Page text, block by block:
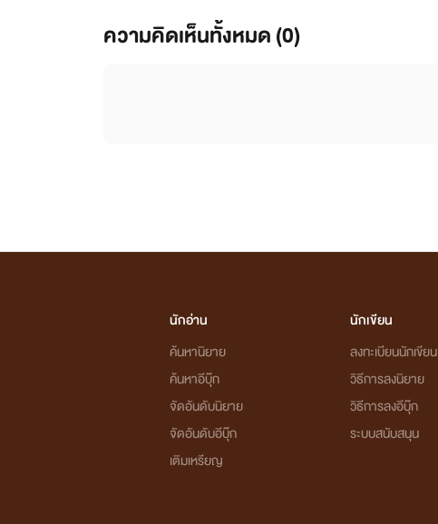
ความคิดเห็นทั้งหมด (0)
นักอ่าน
ค้นหานิยาย
ค้นหาอีบุ๊ก
จัดอันดับนิยาย
จัดอันดับอีบุ๊ก
เติมเหรียญ
นักเขียน
ลงทะเบียนนักเขียน
วิธีการลงนิยาย
วิธีการลงอีบุ๊ก
ระบบสนับสนุน